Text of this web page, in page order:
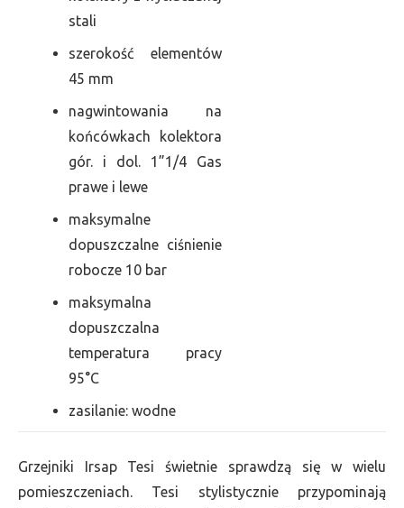
stali
szerokość elementów
45 mm
nagwintowania na
końcówkach kolektora
gór. i dol. 1”1/4 Gas
prawe i lewe
maksymalne
dopuszczalne ciśnienie
robocze 10 bar
maksymalna
dopuszczalna
temperatura pracy
95°C
zasilanie: wodne
Grzejniki Irsap Tesi świetnie sprawdzą się w wielu
pomieszczeniach. Tesi stylistycznie przypominają